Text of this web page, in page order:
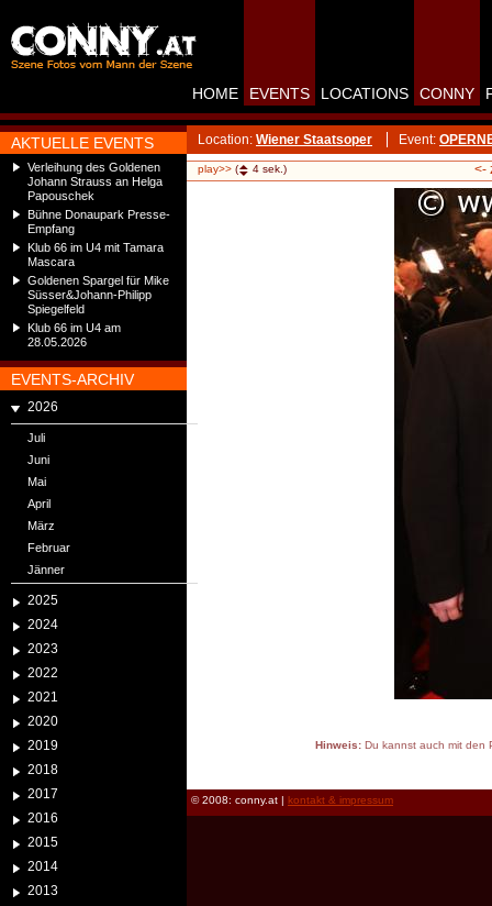
AKTUELLE EVENTS
Verleihung des Goldenen
Johann Strauss an Helga
Papouschek
Bühne Donaupark Presse-
Empfang
Klub 66 im U4 mit Tamara
Mascara
Goldenen Spargel für Mike
Süsser&Johann-Philipp
Spiegelfeld
Klub 66 im U4 am
28.05.2026
EVENTS-ARCHIV
2026
Juli
Juni
Mai
April
März
Februar
Jänner
2025
2024
2023
2022
2021
2020
2019
2018
2017
2016
2015
2014
2013
HOME EVENTS LOCATIONS CONNY
Location: Wiener Staatsoper Event:
play>> ( 4 sek.) <-
Hinweis:Du kannst auch mit den
© 2008: conny.at | kontakt & impressum